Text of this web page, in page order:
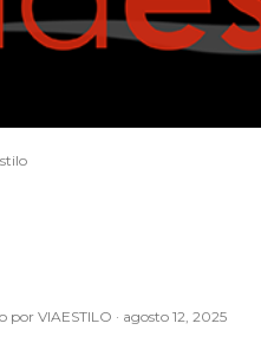
porVIAESTILO agosto 12, 2025